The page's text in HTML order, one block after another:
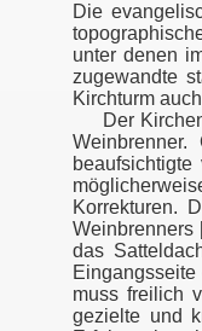
Die
unter denen
zugewandte
Kirchturm
Der
Korrekturen.
Weinbrenners
das
muss freilich
gezielte und